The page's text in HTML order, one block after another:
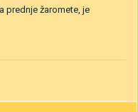
prednje žaromete, je